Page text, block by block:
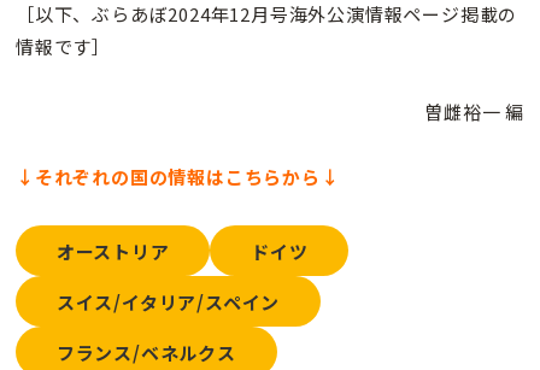
［以下、ぶらあぼ2024年12月号海外公演情報ページ掲載の
情報です］
曽雌裕一 編
↓それぞれの国の情報はこちらから↓
オーストリア
ドイツ
スイス/イタリア/スペイン
フランス/ベネルクス